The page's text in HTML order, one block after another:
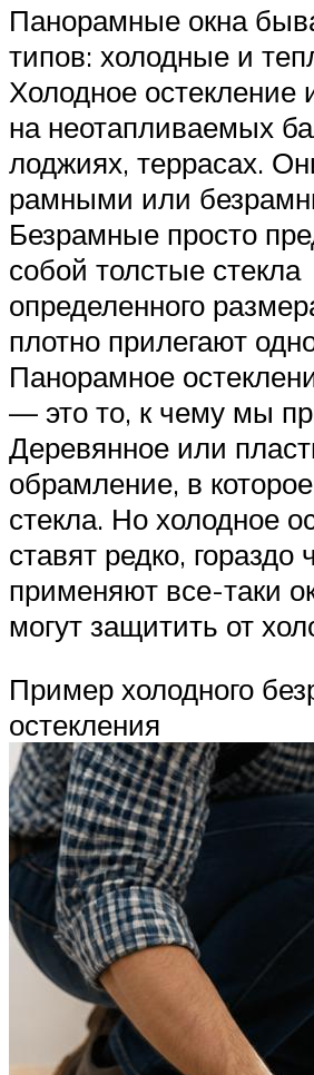
Панорамные окна
типов: холодные и
Холодное остекление
на неотапливаемых
лоджиях, террасах.
рамными или
Безрамные просто
собой толстые стекла
определенного
плотно прилегают
Панорамное
— это то, к чему мы
Деревянное или
обрамление, в
стекла. Но холодное
ставят редко, гораздо
применяют все-таки
могут защитить от
Пример холодного
остекления